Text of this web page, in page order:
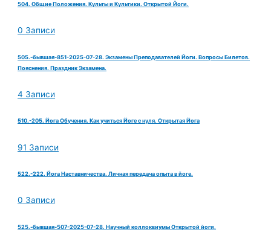
504. Общие Положения. Культы и Культики. Открытой Йоги.
0 Записи
505.-бывшая-851-2025-07-28. Экзамены Преподавателей Йоги. Вопросы Билетов.
Пояснения. Праздник Экзамена.
4 Записи
510.-205. Йога Обучения. Как учиться Йоге с нуля. Открытая Йога
91 Записи
522.-222. Йога Наставничества. Личная передача опыта в йоге.
0 Записи
525.-бывшая-507-2025-07-28. Научный коллоквиумы Открытой йоги.